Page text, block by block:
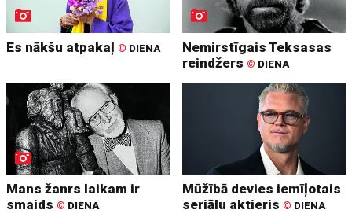
Es nākšu atpakaļ © DIENA
Nemirstīgais Teksasas
reindžers © DIENA
Mans žanrs laikam ir
smaids © DIENA
Mūžībā devies iemīļotais
seriālu aktieris © DIENA